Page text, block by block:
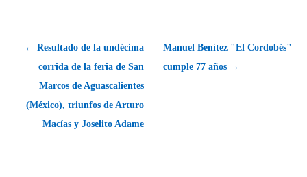
← Resultado de la undécima
corrida de la feria de San
Marcos de Aguascalientes
(México), triunfos de Arturo
Macías y Joselito Adame
Manuel Benítez "El Cordobés"
cumple 77 años →